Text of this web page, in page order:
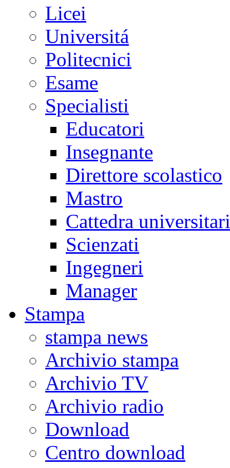
Licei
Universitá
Politecnici
Esame
Specialisti
Educatori
Insegnante
Direttore scolastico
Mastro
Cattedra
Scienzati
Ingegneri
Manager
Stampa
stampa news
Archivio stampa
Archivio TV
Archivio radio
Download
Centro download